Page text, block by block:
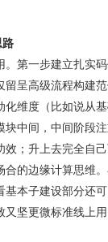
。第一步建立扎实
留呈高级流程构建
化维度（比如说从
块中间，中间阶段
效；升上去完全自
合的边缘计算思维
基本子建设部分还
又坚更微标准线上用